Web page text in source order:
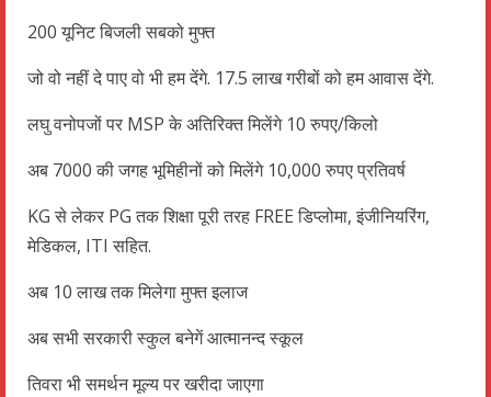
200 यूनिट बिजली सबको मुफ्त
जो वो नहीं दे पाए वो भी हम देंगे. 17.5 लाख गरीबों को हम आवास देंगे.
लघु वनोपजों पर MSP के अतिरिक्त मिलेंगे 10 रुपए/किलो
अब 7000 की जगह भूमिहीनों को मिलेंगे 10,000 रुपए प्रतिवर्ष
KG से लेकर PG तक शिक्षा पूरी तरह FREE डिप्लोमा, इंजीनियरिंग,
मेडिकल, ITI सहित.
अब 10 लाख तक मिलेगा मुफ्त इलाज
अब सभी सरकारी स्कुल बनेगें आत्मानन्द स्कूल
तिवरा भी समर्थन मूल्य पर खरीदा जाएगा